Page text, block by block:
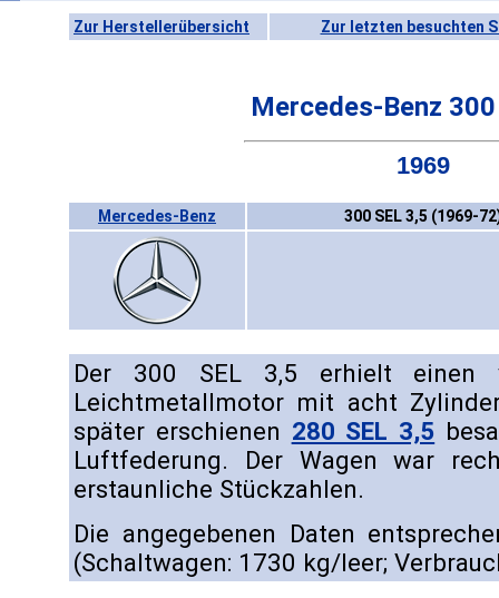
Zur Herstellerübersicht Zur letzten besuchten
Mercedes-Benz
1969
Mercedes-Benz 300 SEL 3,5 (1969-
Der 300 SEL 3,5 erhielt einen
Leichtmetallmotor mit acht
später erschienen 280 SEL 3,5
Luftfederung. Der Wagen war
erstaunliche Stückzahlen.
Die angegebenen Daten
(Schaltwagen: 1730 kg/leer;